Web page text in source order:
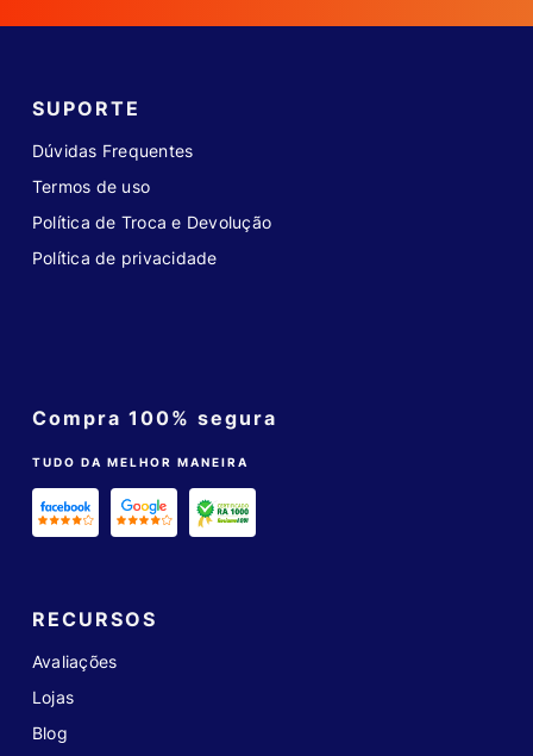
SUPORTE
Dúvidas Frequentes
Termos de uso
Política de Troca e Devolução
Política de privacidade
Compra 100% segura
TUDO DA MELHOR MANEIRA
RECURSOS
Avaliações
Lojas
Blog